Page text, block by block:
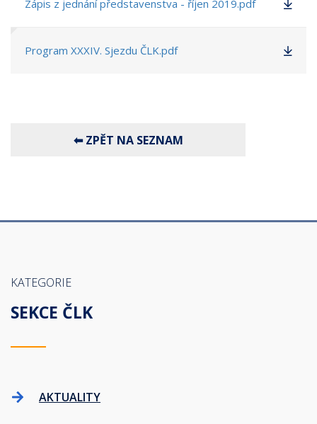
Zápis z jednání představenstva - říjen 2019.pdf
Program XXXIV. Sjezdu ČLK.pdf
KATEGORIE
SEKCE ČLK
AKTUALITY